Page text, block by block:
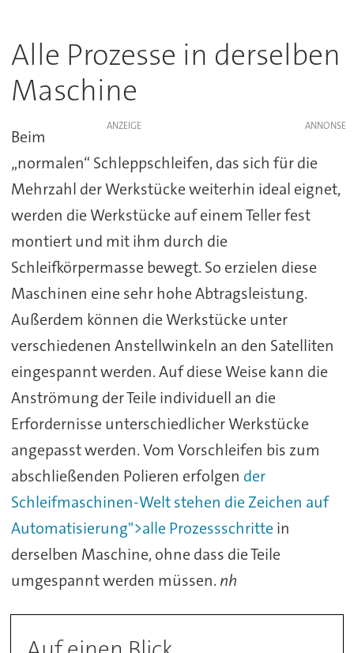
Alle Prozesse in derselben
Maschine
ANZEIGE
Beim
„normalen“ Schleppschleifen, das sich für die
Mehrzahl der Werkstücke weiterhin ideal eignet,
werden die Werkstücke auf einem Teller fest
montiert und mit ihm durch die
Schleifkörpermasse bewegt. So erzielen diese
Maschinen eine sehr hohe Abtragsleistung.
Außerdem können die Werkstücke unter
verschiedenen Anstellwinkeln an den Satelliten
eingespannt werden. Auf diese Weise kann die
Anströmung der Teile individuell an die
Erfordernisse unterschiedlicher Werkstücke
angepasst werden. Vom Vorschleifen bis zum
abschließenden Polieren erfolgen der
Schleifmaschinen-Welt stehen die Zeichen auf
Automatisierung">alle Prozessschritte in
derselben Maschine, ohne dass die Teile
umgespannt werden müssen. nh